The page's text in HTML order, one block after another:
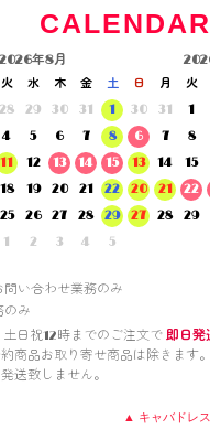
CALENDAR
2026年8月
火 水 木 金
土
28 29 30 31
1
4 5 6 7
8
11 12 13 14
15
18 19 20 21
22
25 26 27 28
29
1 2 3 4 5
日 月 火
30
31 1
6
7 8
13
14 15
20
21 22
27
28 29
問い合わせ業務のみ
のみ
日祝12時までのご注文で 即日発
商品お取り寄せ商品は除きます。
送致しません。
▲ キャバドレ